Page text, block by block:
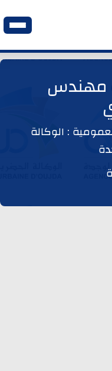
مهندس
: الوكالة